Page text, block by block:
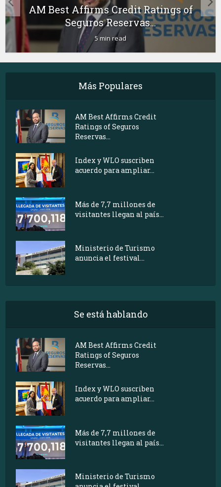
AM Best Affirms Credit Ratings of
Seguros Reservas...
5 min read
Más Populares
AM Best Affirms Credit
Ratings of Seguros
Reservas...
Index y WLO suscriben
acuerdo para ampliar...
Más de 7,7 millones de
visitantes llegan al país...
Ministerio de Turismo
anuncia el festival...
Se está hablando
AM Best Affirms Credit
Ratings of Seguros
Reservas...
Index y WLO suscriben
acuerdo para ampliar...
Más de 7,7 millones de
visitantes llegan al país...
Ministerio de Turismo